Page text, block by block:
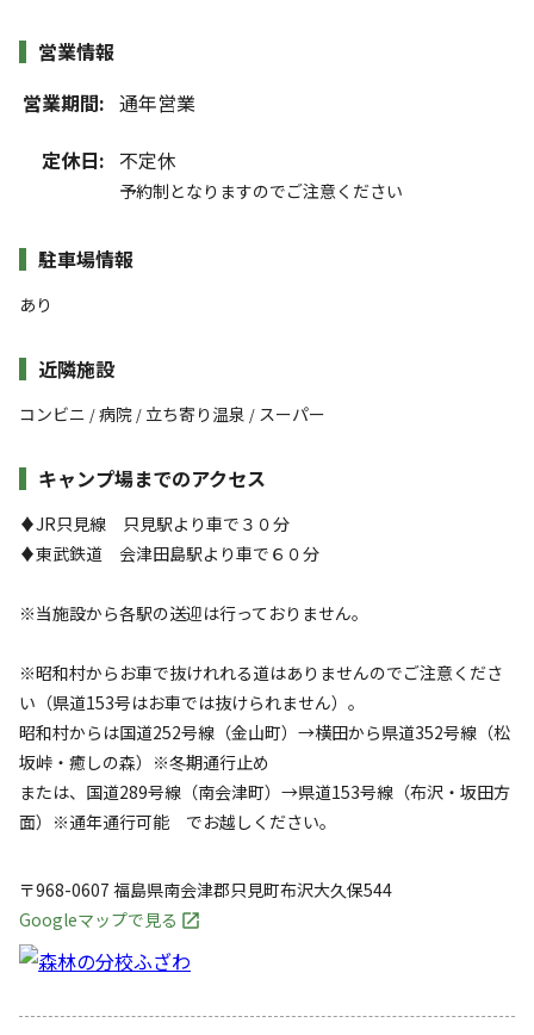
営業情報
営業期間: 通年営業
定休日: 不定休
予約制となりますのでご注意ください
駐車場情報
あり
近隣施設
コンビニ /病院 / 立ち寄り温泉 / スーパー
キャンプ場までのアクセス
♦JR只見線 只見駅より車で３０分
♦東武鉄道 会津田島駅より車で６０分
※当施設から各駅の送迎は行っておりません。
※昭和村からお車で抜けれれる道はありませんのでご注意くださ
い（県道153号はお車では抜けられません）。
昭和村からは国道252号線（金山町）→横田から県道352号線（松
坂峠・癒しの森）※冬期通行止め
または、国道289号線（南会津町）→県道153号線（布沢・坂田方
面）※通年通行可能 でお越しください。
〒968-0607 福島県南会津郡只見町布沢大久保544
Googleマップで見る